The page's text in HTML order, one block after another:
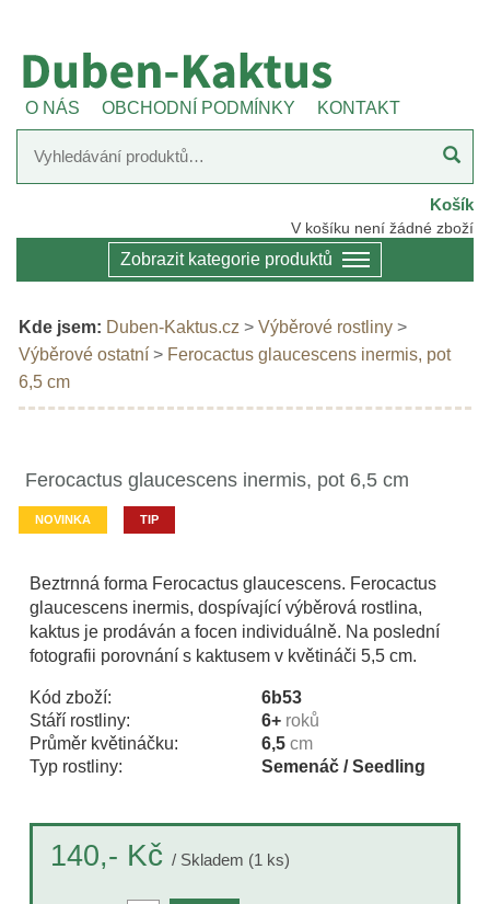
O NÁS OBCHODNÍ PODMÍNKY KONTAKT
Košík
V košíku není žádné zboží
Zobrazit kategorie produktů
Kde jsem: Duben-Kaktus.cz > Výběrové rostliny >
Výběrové ostatní > Ferocactus glaucescens inermis, pot
6,5 cm
Ferocactus glaucescens inermis, pot 6,5 cm
NOVINKA TIP
Beztrnná forma Ferocactus glaucescens. Ferocactus
glaucescens inermis, dospívající výběrová rostlina,
kaktus je prodáván a focen individuálně. Na poslední
fotografii porovnání s kaktusem v květináči 5,5 cm.
Kód zboží:
6b53
Stáří rostliny:
6+ roků
Průměr květináčku:
6,5 cm
Typ rostliny:
Semenáč / Seedling
140,- Kč / Skladem (1 ks)